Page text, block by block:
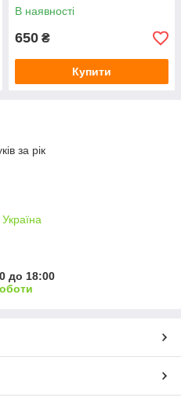
В наявності
650 ₴
Купити
за рік
до 18:00